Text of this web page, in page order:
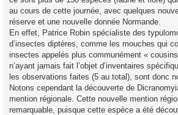
au cours de cette journée, avec quelques
réserve et une nouvelle donnée Normande.
En effet, Patrice Robin spécialiste des
d’insectes diptères, comme les mouches qui
insectes appelés plus communément «
n’ayant jamais fait l’objet d’inventaires
les observations faites (5 au total), sont donc
Notons cependant la découverte de
mention régionale. Cette nouvelle mention
remarquable, puisque cette espèce a été